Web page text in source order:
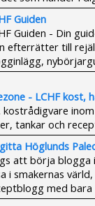
Guiden
Guiden - Din
efterrätter till
- LCHF kost,
kostrådigvare
tankar och
Höglunds
att börja blogga
i smakernas
med